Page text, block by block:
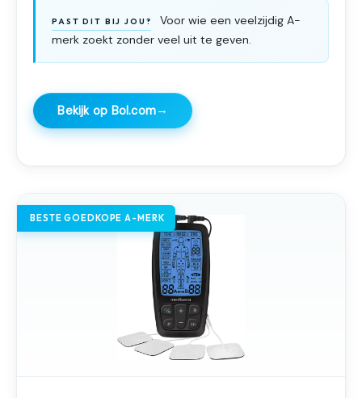
PAST DIT BIJ JOU?
Voor wie een veelzijdig A-
merk zoekt zonder veel uit te geven.
Bekijk op Bol.com→
BESTE GOEDKOPE A-MERK